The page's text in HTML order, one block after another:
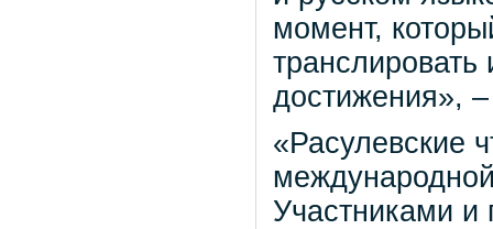
момент,
транслировать
достижения»,
«Расулевские
Участниками и